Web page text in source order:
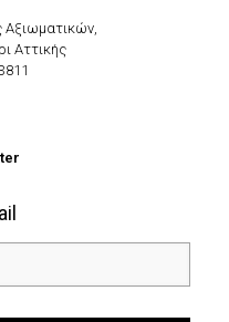
Αξιωματικών,
Αττικής